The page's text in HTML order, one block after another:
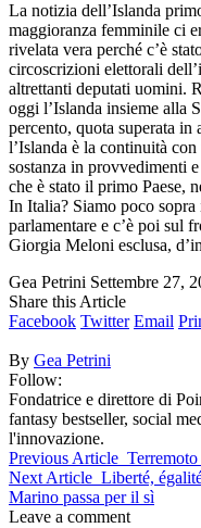
La notizia dell’Islanda
maggioranza femminile ci
rivelata vera perché c’è
circoscrizioni elettorali
altrettanti deputati uomini.
oggi l’Islanda insieme alla
percento, quota superata
l’Islanda è la continuità
sostanza in provvedimenti
che è stato il primo Paese,
In Italia? Siamo poco
parlamentare e c’è poi sul
Giorgia Meloni esclusa,
Gea Petrini Settembre 27,
Share this Article
Facebook Twitter Email
By Gea Petrini
Follow:
Fondatrice e direttore di
fantasy bestseller, social
l'innovazione.
Previous Article Terremoto
Next Article Liberté,
Marino passa per il sì
Leave a comment